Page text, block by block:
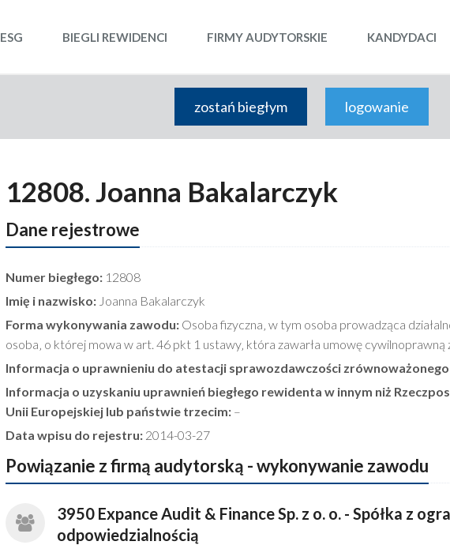
ESG BIEGLI REWIDENCI FIRMY AUDYTORSKIE KANDYDACI
zostań biegłym logowanie
12808. Joanna Bakalarczyk
Dane rejestrowe
Numer biegłego: 12808
Imię i nazwisko: Joanna Bakalarczyk
Forma wykonywania zawodu: Osoba fizyczna‚ w tym osoba prowadząca
osoba‚ o której mowa w art. 46 pkt 1 ustawy‚ która zawarła umowę
Informacja o uprawnieniu do atestacji sprawozdawczości
Informacja o uzyskaniu uprawnień biegłego rewidenta w innym niż
Unii Europejskiej lub państwie trzecim: –
Data wpisu do rejestru: 2014-03-27
Powiązanie z firmą audytorską - wykonywanie zawodu
3950 Expance Audit & Finance Sp. z o. o. - Spółka z
odpowiedzialnością